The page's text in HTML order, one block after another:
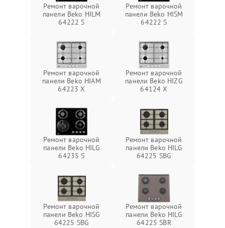
Ремонт варочной
панели Beko HILM
64222 S
Ремонт варочной
панели Beko HISM
64222 S
Ремонт варочной
панели Beko HIAM
64223 X
Ремонт варочной
панели Beko HIZG
64124 X
Ремонт варочной
панели Beko HILG
64235 S
Ремонт варочной
панели Beko HILG
64225 SBG
Ремонт варочной
панели Beko HISG
64225 SBG
Ремонт варочной
панели Beko HILG
64225 SBR